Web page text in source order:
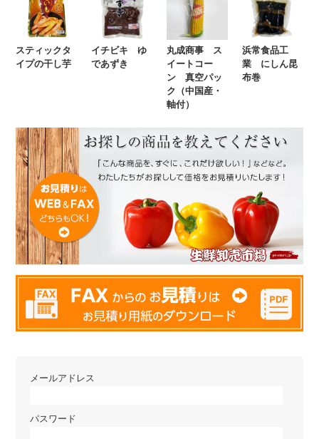
スティックタ
イプの干し芋
イチビキ ゆ
であずき
丸成商事 ス
イートコー
ン 真空パッ
ク（中国産・
軸付）
浜常食品工
業 にしん昆
布巻
メールアドレス
パスワード